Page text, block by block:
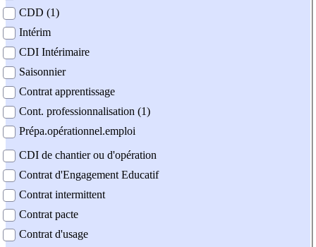
CDD (1)
Intérim
CDI Intérimaire
Saisonnier
Contrat apprentissage
Cont. professionnalisation (1)
Prépa.opérationnel.emploi
CDI de chantier ou d'opération
Contrat d'Engagement Educatif
Contrat intermittent
Contrat pacte
Contrat d'usage